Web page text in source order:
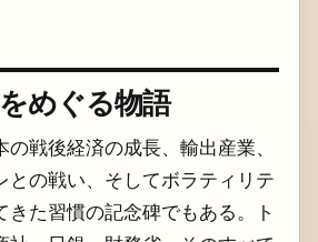
めぐる物語
戦後経済の成長、輸出産業、
との戦い、そしてボラティリテ
きた習慣の記念碑でもある。ト